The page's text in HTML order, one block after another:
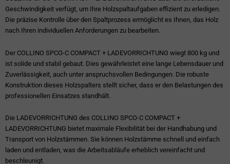
Geschwindigkeit verfügt, um Ihre Holzspaltaufgaben effizient zu erledigen.
Die präzise Kontrolle über den Spaltprozess ermöglicht es Ihnen, das Holz
nach Ihren individuellen Anforderungen zu bearbeiten.
Der COLLINO SPCO-C COMPACT + LADEVORRICHTUNG wiegt 800 kg und
ist solide und stabil gebaut. Dies gewährleistet eine lange Lebensdauer und
Zuverlässigkeit, auch unter anspruchsvollen Bedingungen. Die robuste
Konstruktion dieses Holzspalters stellt sicher, dass er den Belastungen des
professionellen Einsatzes standhält.
Die LADEVORRICHTUNG des COLLINO SPCO-C COMPACT +
LADEVORRICHTUNG bietet maximale Flexibilität bei der Handhabung und
Transport von Holzstämmen. Sie können Holzstämme schnell und einfach
laden und entladen, was die Arbeitsabläufe erheblich vereinfacht und
beschleunigt.